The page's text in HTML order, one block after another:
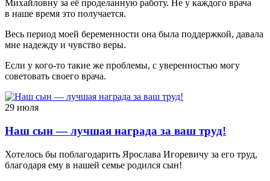
Михайловну за её проделанную работу. Не у каждого врача
в наше время это получается.
Весь период моей беременности она была поддержкой, давала
мне надежду и чувство веры.
Если у кого-то такие же проблемы, с уверенностью могу
советовать своего врача.
29 июля
Наш сын — лучшая награда за ваш труд!
Хотелось бы поблагодарить Ярослава Игоревичу за его труд,
благодаря ему в нашей семье родился сын!